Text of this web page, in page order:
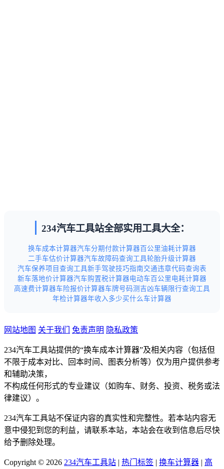
234汽车工具站全部实用工具大全：
换车成本计算器汽车分期付款计算器百公里油耗计算器
二手车估价计算器汽车故障码查询工具轮胎升级计算器
汽车保养项目查询工具新手驾驶技巧指南交通违章代码查询表
新车落地价计算器汽车购置税计算器电动车百公里电耗计算器
高速费计算器车险报价计算器车牌号码测吉凶车辆限行查询工具
年检计算器年收入多少买什么车计算器
网站地图 关于我们 免责声明 隐私政策
234汽车工具站提供的“换车成本计算器”及相关内容（包括但
不限于成本对比、回本时间、图表分析等）仅为用户提供参考
和辅助决策，
不构成任何形式的专业建议（如购车、财务、投资、税务或法
律建议）。
234汽车工具站不保证内容的真实性和完整性。若本站内容无
意中侵犯到您的利益，请联系本站，本站会在收到信息后尽快
给予删除处理。
Copyright © 2026 234汽车工具站 | 热门标签 | 换车计算器 | 高